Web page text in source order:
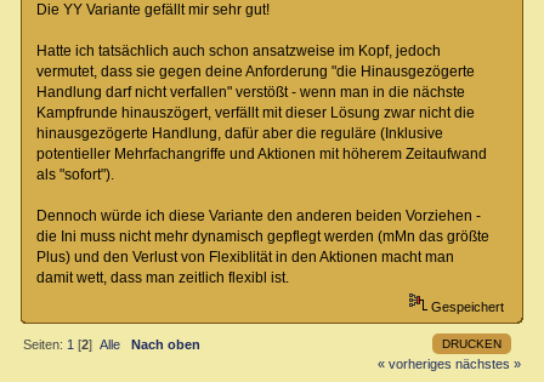
Die YY Variante gefällt mir sehr gut!
Hatte ich tatsächlich auch schon ansatzweise im Kopf, jedoch
vermutet, dass sie gegen deine Anforderung "die Hinausgezögerte
Handlung darf nicht verfallen" verstößt - wenn man in die nächste
Kampfrunde hinauszögert, verfällt mit dieser Lösung zwar nicht die
hinausgezögerte Handlung, dafür aber die reguläre (Inklusive
potentieller Mehrfachangriffe und Aktionen mit höherem Zeitaufwand
als "sofort").
Dennoch würde ich diese Variante den anderen beiden Vorziehen -
die Ini muss nicht mehr dynamisch gepflegt werden (mMn das größte
Plus) und den Verlust von Flexiblität in den Aktionen macht man
damit wett, dass man zeitlich flexibl ist.
Gespeichert
DRUCKEN
Seiten: 1 [2]Alle
Nach oben
« vorheriges nächstes »